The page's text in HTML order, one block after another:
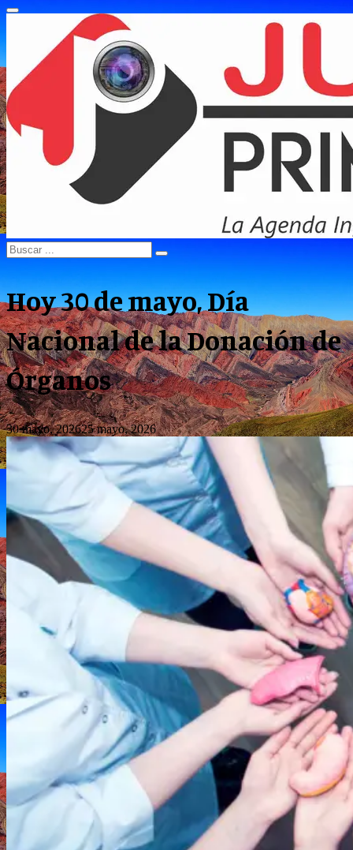
Primary
Search
for:
Search
Hoy 30 de mayo, Día
Nacional de la Donación de
Órganos
30 mayo, 202625 mayo, 2026